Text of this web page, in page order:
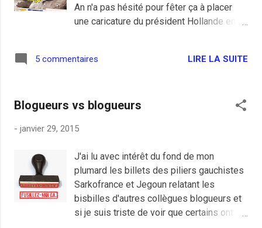
An n'a pas hésité pour fêter ça à placer
une caricature du président Hollande en
qu'une dose d'humour noir en rapport aux
intégristes, évidement. Ainsi, le président
sévèrement critiqué ce vendredi la
français publiée par le journal Al Watan Al
An , accusant celui-ci d'inciter à la haine.
"C'est un magazine fameux pour ses
publications provocantes sur les
socialistes, les hollandistes, sur tout le
5 commentaires LIRE LA SUITE
Blogueurs vs blogueurs
- janvier 29, 2015
J'ai lu avec intérêt du fond de mon
plumard les billets des piliers gauchistes
Sarkofrance et Jegoun relatant les
bisbilles d'autres collègues blogueurs et
si je suis triste de voir que certains ont du